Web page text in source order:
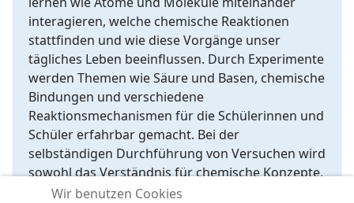
interagieren, welche chemische Reaktionen
stattfinden und wie diese Vorgänge unser
tägliches Leben beeinflussen. Durch Experimente
werden Themen wie Säure und Basen, chemische
Bindungen und verschiedene
Reaktionsmechanismen für die Schülerinnen und
Schüler erfahrbar gemacht. Bei der
selbständigen Durchführung von Versuchen wird
sowohl das Verständnis für chemische Konzepte,
das Aufstellen von Hypothesen, die Analyse von
Wir benutzen Cookies